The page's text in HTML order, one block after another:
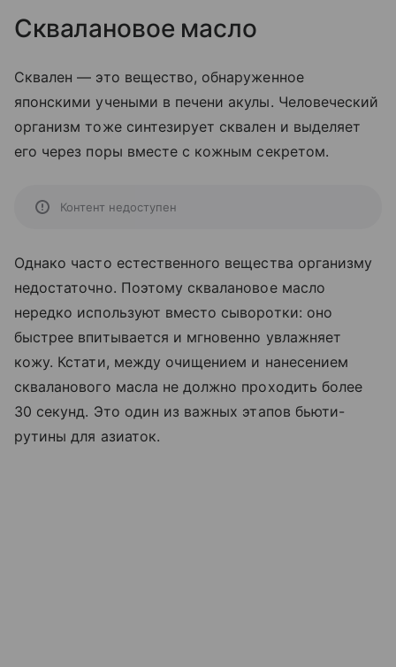
Сквалановое масло
Сквален — это вещество, обнаруженное
японскими учеными в печени акулы. Человеческий
организм тоже синтезирует сквален и выделяет
его через поры вместе с кожным секретом.
Контент недоступен
Однако часто естественного вещества организму
недостаточно. Поэтому сквалановое масло
нередко используют вместо сыворотки: оно
быстрее впитывается и мгновенно увлажняет
кожу. Кстати, между очищением и нанесением
скваланового масла не должно проходить более
30 секунд. Это один из важных этапов бьюти-
рутины для азиаток.